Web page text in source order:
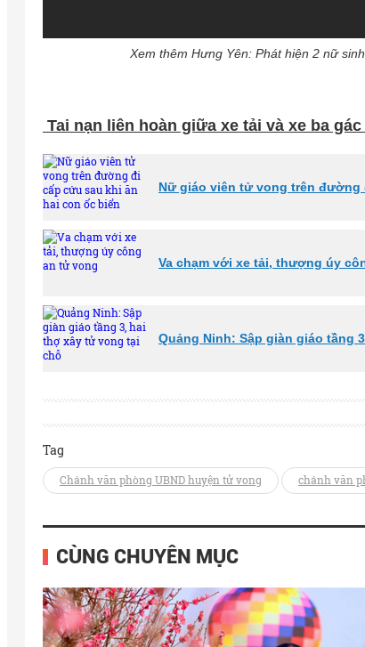
Xem thêm Hưng Yên: Phát hiện 2 nữ
Tai nạn liên hoàn giữa xe tải và xe ba
Nữ giáo viên tử vong trên
Va chạm với xe tải, thượng úy
Quảng Ninh: Sập giàn giáo tầng
Tag
Chánh văn phòng UBND huyện tử vong chánh văn
CÙNG CHUYÊN MỤC